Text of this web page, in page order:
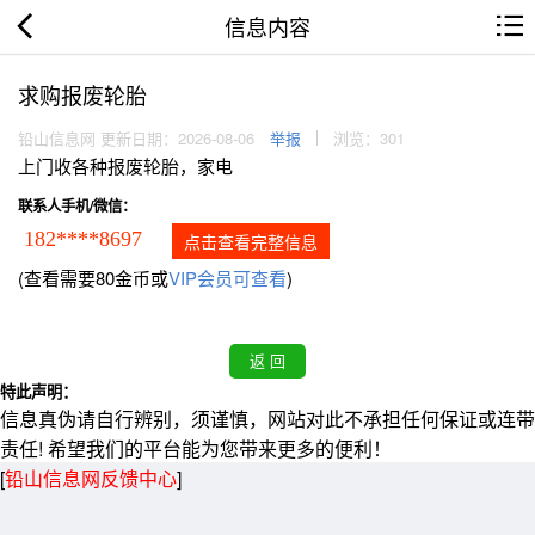
信息内容
求购报废轮胎
铅山信息网 更新日期：2026-08-06 举报 浏览：301
上门收各种报废轮胎，家电
联系人手机/微信：
182****8697 点击查看完整信息
(查看需要80金币或VIP会员可查看)
特此声明：
信息真伪请自行辨别，须谨慎，网站对此不承担任何保证或连带
责任! 希望我们的平台能为您带来更多的便利！
[铅山信息网反馈中心]